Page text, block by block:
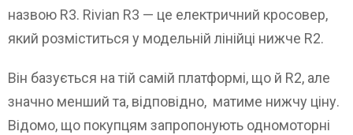
назвою R3. Rivian R3 — це електричний кросовер,
який розміститься у модельній лінійці нижче R2.
Він базується на тій самій платформі, що й R2, але
значно менший та, відповідно, матиме нижчу ціну.
Відомо, що покупцям запропонують одномоторні